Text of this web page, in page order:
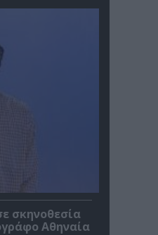
σκηνοθεσία
Αθηναία